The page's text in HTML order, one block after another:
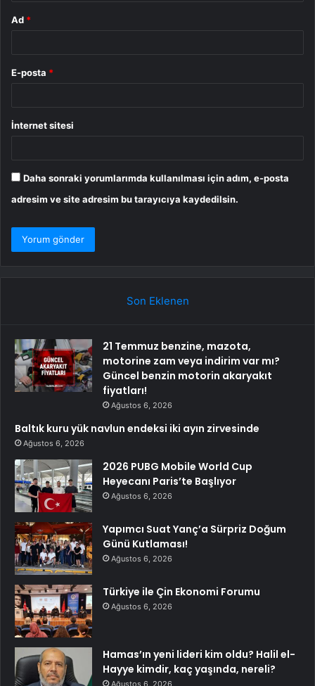
Ad *
E-posta *
İnternet sitesi
Daha sonraki yorumlarımda kullanılması için adım, e-posta
adresim ve site adresim bu tarayıcıya kaydedilsin.
Son Eklenen
21 Temmuz benzine, mazota,
motorine zam veya indirim var mı?
Güncel benzin motorin akaryakıt
fiyatları!
Ağustos 6, 2026
Baltık kuru yük navlun endeksi iki ayın zirvesinde
Ağustos 6, 2026
2026 PUBG Mobile World Cup
Heyecanı Paris’te Başlıyor
Ağustos 6, 2026
Yapımcı Suat Yanç’a Sürpriz Doğum
Günü Kutlaması!
Ağustos 6, 2026
Türkiye ile Çin Ekonomi Forumu
Ağustos 6, 2026
Hamas’ın yeni lideri kim oldu? Halil el-
Hayye kimdir, kaç yaşında, nereli?
Ağustos 6, 2026